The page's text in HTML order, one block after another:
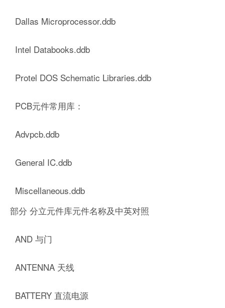
Dallas Microprocessor.ddb
Intel Databooks.ddb
Protel DOS Schematic Libraries.ddb
PCB元件常用库：
Advpcb.ddb
General IC.ddb
Miscellaneous.ddb
部分 分立元件库元件名称及中英对照
AND 与门
ANTENNA 天线
BATTERY 直流电源